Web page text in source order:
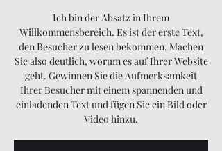
Ich bin der Absatz in Ihrem
Willkommensbereich. Es ist der erste Text,
den Besucher zu lesen bekommen. Machen
Sie also deutlich, worum es auf Ihrer Website
geht. Gewinnen Sie die Aufmerksamkeit
Ihrer Besucher mit einem spannenden und
einladenden Text und fügen Sie ein Bild oder
Video hinzu.